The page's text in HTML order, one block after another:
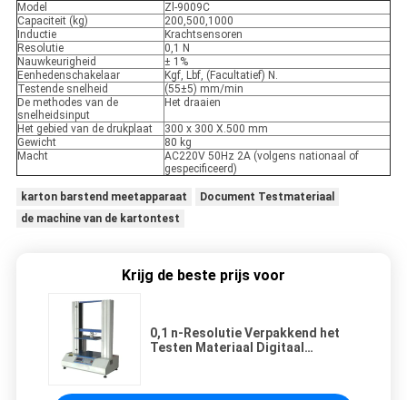
Model
Zl-9009C
Capaciteit (kg)
200,500,1000
Inductie
Krachtsensoren
Resolutie
0,1 N
Nauwkeurigheid
± 1%
Eenhedenschakelaar
Kgf, Lbf, (Facultatief) N.
Testende snelheid
(55±5) mm/min
De methodes van de
snelheidsinput
Het draaien
Het gebied van de drukplaat
300 x 300 X.500 mm
Gewicht
80 kg
Macht
AC220V 50Hz 2A (volgens nationaal of
gespecificeerd)
karton barstend meetapparaat
Document Testmateriaal
de machine van de kartontest
Krijg de beste prijs voor
0,1 n-Resolutie Verpakkend het
Testen Materiaal Digitaal
Groottebuis